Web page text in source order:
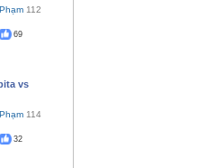
112
69
vs
114
32